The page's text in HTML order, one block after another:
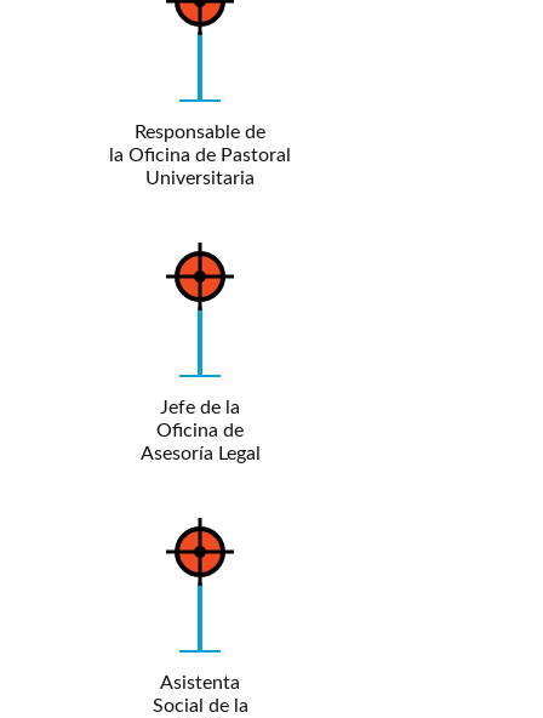
Responsable de
la Oficina de Pastoral
Universitaria
Jefe de la
Oficina de
Asesoría Legal
Asistenta
Social de la